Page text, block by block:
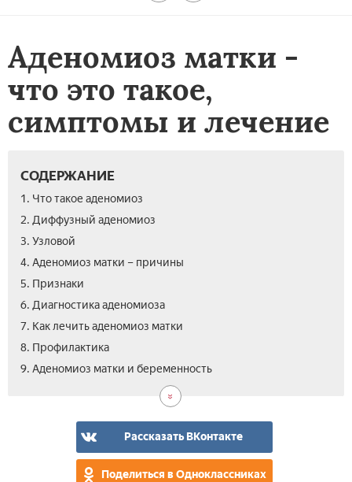
Аденомиоз матки -
что это такое,
симптомы и лечение
СОДЕРЖАНИЕ
1. Что такое аденомиоз
2. Диффузный аденомиоз
3. Узловой
4. Аденомиоз матки – причины
5. Признаки­
6. Диагностика аденомиоза
7. Как лечить аденомиоз матки
8. Профилактика­
9. Аденомиоз матки и беременность
Рассказать ВКонтакте
Поделиться в Одноклассниках